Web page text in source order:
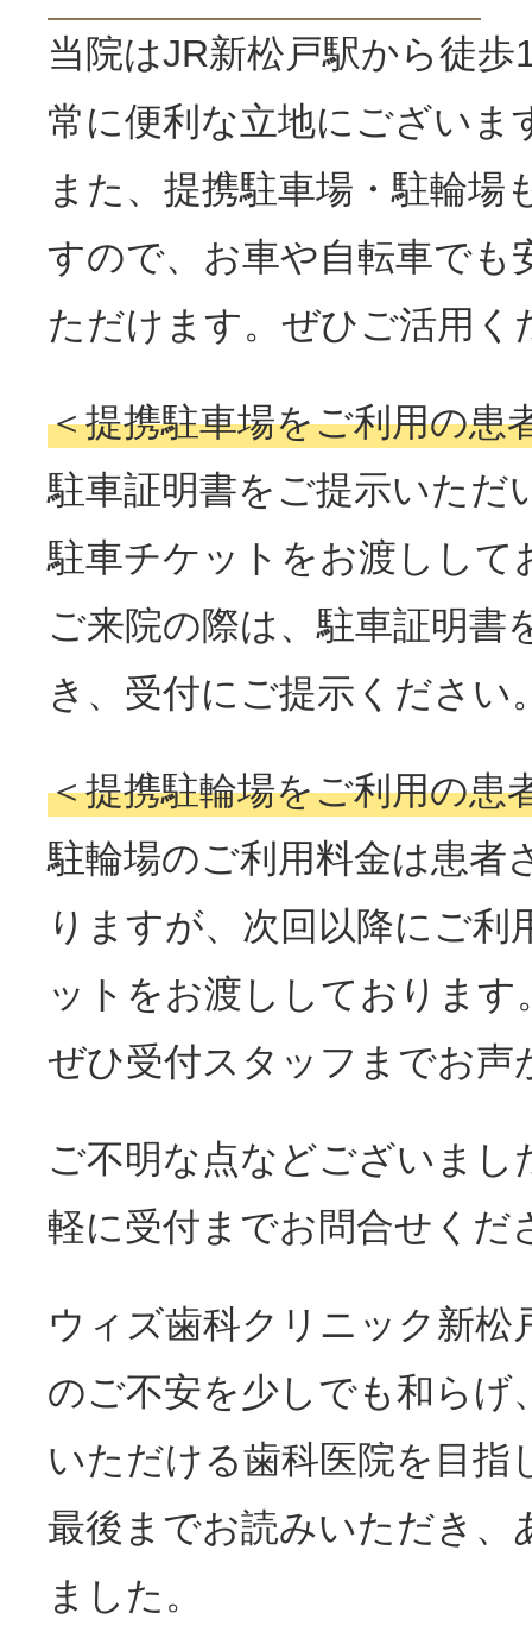
当院はJR新松戸駅から徒
常に便利な立地にございま
また、提携駐車場・駐輪場
すので、お車や自転車でも
ただけます。ぜひご活用く
＜提携駐車場をご利用の患
駐車証明書をご提示いただ
駐車チケットをお渡しして
ご来院の際は、駐車証明書
き、受付にご提示ください
＜提携駐輪場をご利用の患
駐輪場のご利用料金は患者
りますが、次回以降にご利
ットをお渡ししております
ぜひ受付スタッフまでお声
ご不明な点などございまし
軽に受付までお問合せくだ
ウィズ歯科クリニック新松
のご不安を少しでも和らげ
いただける歯科医院を目指
最後までお読みいただき、
ました。